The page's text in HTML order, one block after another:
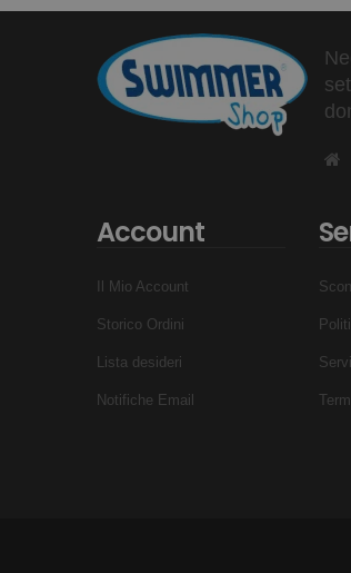
Account
Il Mio Account
Storico Ordini
Lista desideri
Notifiche Email